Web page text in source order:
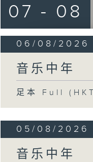
07 - 08
06/08/2026
音乐中年
足本 Full
05/08/2026
音乐中年